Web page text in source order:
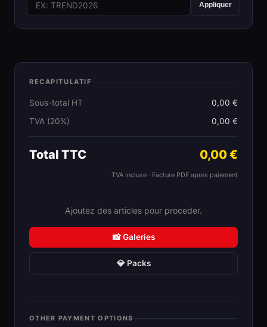
Appliquer
RECAPITULATIF
Sous-total HT
0,00 €
TVA (20%)
0,00 €
Total TTC 0,00 €
TVA incluse · Facture PDF apres paiement
Ajoutez des articles pour proceder.
📸 Galeries
💎 Packs
OTHER PAYMENT OPTIONS